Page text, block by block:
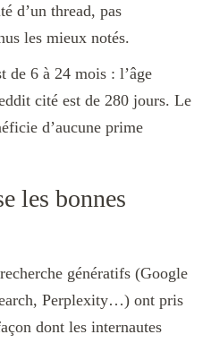
d’un thread, pas
les mieux notés.
de 6 à 24 mois : l’âge
cité est de 280 jours. Le
d’aucune prime
les bonnes
génératifs (Google
Perplexity…) ont pris
dont les internautes